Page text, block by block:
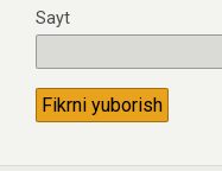
Sayt